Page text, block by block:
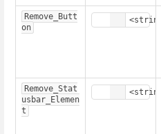
Remove_Butt
on
Remove_Stat
usbar_Elemen
t